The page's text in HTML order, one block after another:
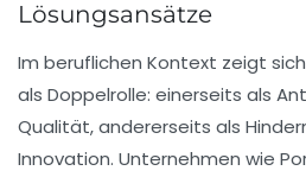
Lösungsansätze
Im beruflichen Kontext zeigt
als Doppelrolle: einerseits als
Qualität, andererseits als
Innovation. Unternehmen wie